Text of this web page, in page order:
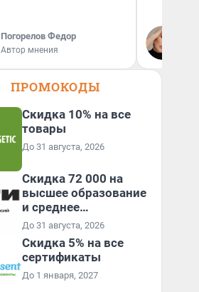
Погорелов Федор
Автор мнения
ПРОМОКОДЫ
Скидка 10% на все
товары
До 31 августа, 2026
Скидка 72 000 на
высшее образование
и среднее
специальное
образование в
первый год обучения
До 31 августа, 2026
Скидка 5% на все
сертификаты
До 1 января, 2027